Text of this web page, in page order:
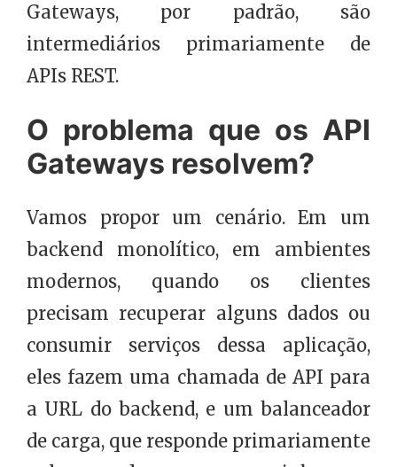
Gateways, por padrão, são
intermediários primariamente de
APIs REST.
O problema que os API
Gateways resolvem?
Vamos propor um cenário. Em um
backend monolítico, em ambientes
modernos, quando os clientes
precisam recuperar alguns dados ou
consumir serviços dessa aplicação,
eles fazem uma chamada de API para
a URL do backend, e um balanceador
de carga, que responde primariamente